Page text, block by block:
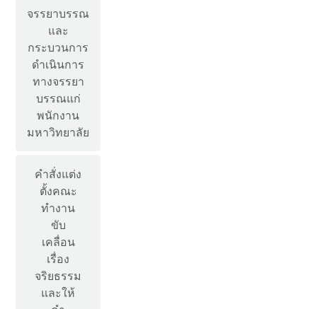
จรรยาบรรณ
และ
กระบวนการ
ดำเนินการ
ทางจรรยา
บรรณแก่
พนักงาน
มหาวิทยาลัย
คำสั่งแต่ง
ตั้งคณะ
ทำงาน
ขับ
เคลื่อน
เรื่อง
จริยธรรม
และให้